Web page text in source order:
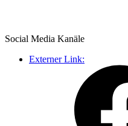
Social Media Kanäle
Externer Link: